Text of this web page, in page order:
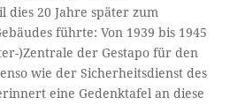
dies 20 Jahre später zum
führte: Von 1939 bis 1945
)Zentrale der Gestapo für den
wie der Sicherheitsdienst des
eine Gedenktafel an diese